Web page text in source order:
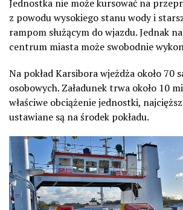
Jednostka nie może kursować na
z powodu wysokiego stanu wody i
rampom służącym do wjazdu. Jednak
centrum miasta może swobodnie
Na pokład Karsibora wjeżdża około 70
osobowych. Załadunek trwa około 10
właściwe obciążenie jednostki,
ustawiane są na środek pokładu.